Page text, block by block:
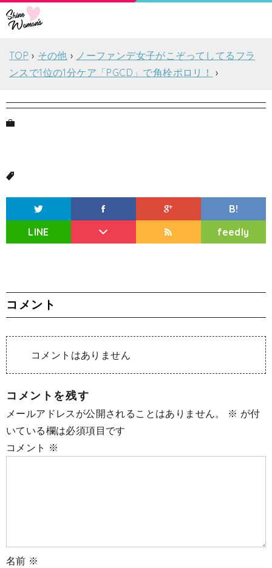
TOP その他
ノーファンデ女子がこぞってしてるフラ
ンスで1位の1分ケア「PGCD」で角栓ポロリ！
B!
LINE
feedly
コメント
コメントはありません
コメントを残す
メールアドレスが公開されることはありません。 ※ が付
いている欄は必須項目です
コメント ※
名前 ※